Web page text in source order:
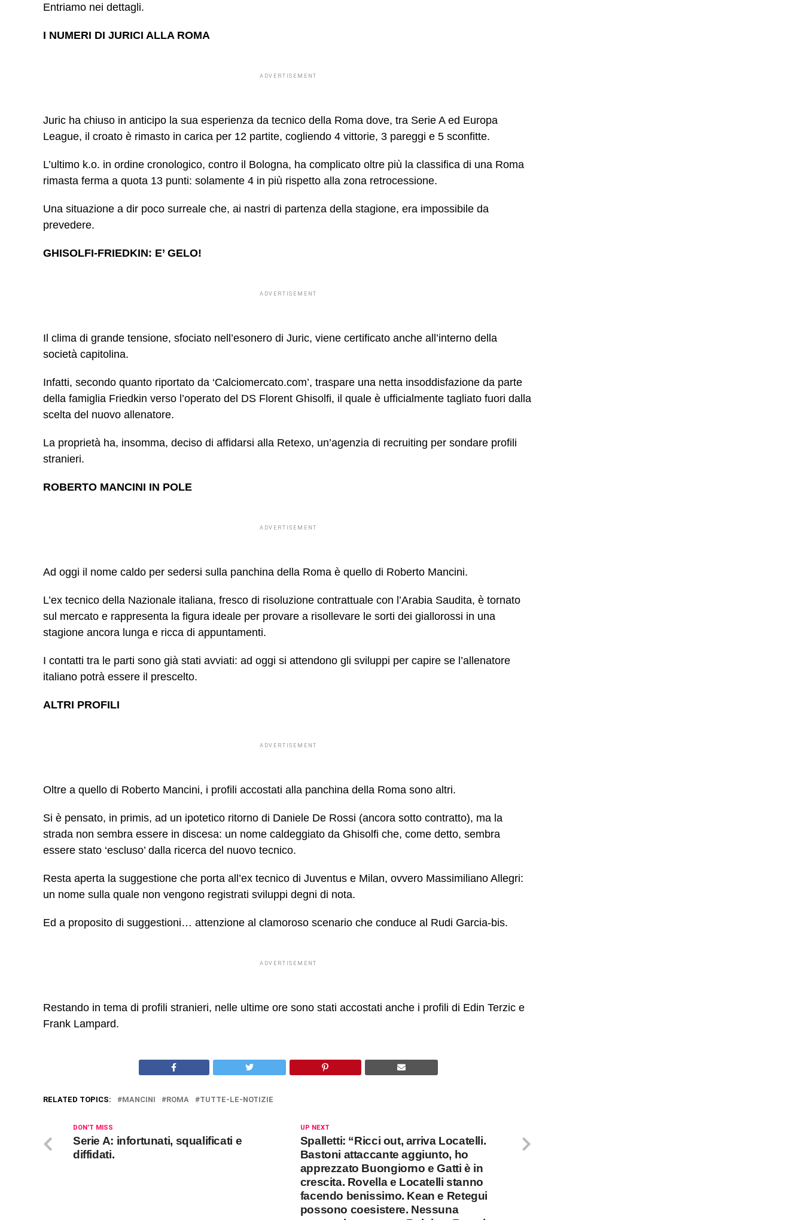
Entriamo nei dettagli.
I NUMERI DI JURICI ALLA ROMA
ADVERTISEMENT
Juric ha chiuso in anticipo la sua esperienza da tecnico della Roma dove, tra Serie A ed Europa
League, il croato è rimasto in carica per 12 partite, cogliendo 4 vittorie, 3 pareggi e 5 sconfitte.
L’ultimo k.o. in ordine cronologico, contro il Bologna, ha complicato oltre più la classifica di una Roma
rimasta ferma a quota 13 punti: solamente 4 in più rispetto alla zona retrocessione.
Una situazione a dir poco surreale che, ai nastri di partenza della stagione, era impossibile da
prevedere.
GHISOLFI-FRIEDKIN: E’ GELO!
ADVERTISEMENT
Il clima di grande tensione, sfociato nell’esonero di Juric, viene certificato anche all’interno della
società capitolina.
Infatti, secondo quanto riportato da ‘Calciomercato.com’, traspare una netta insoddisfazione da parte
della famiglia Friedkin verso l’operato del DS Florent Ghisolfi, il quale è ufficialmente tagliato fuori dalla
scelta del nuovo allenatore.
La proprietà ha, insomma, deciso di affidarsi alla Retexo, un’agenzia di recruiting per sondare profili
stranieri.
ROBERTO MANCINI IN POLE
ADVERTISEMENT
Ad oggi il nome caldo per sedersi sulla panchina della Roma è quello di Roberto Mancini.
L’ex tecnico della Nazionale italiana, fresco di risoluzione contrattuale con l’Arabia Saudita, è tornato
sul mercato e rappresenta la figura ideale per provare a risollevare le sorti dei giallorossi in una
stagione ancora lunga e ricca di appuntamenti.
I contatti tra le parti sono già stati avviati: ad oggi si attendono gli sviluppi per capire se l’allenatore
italiano potrà essere il prescelto.
ALTRI PROFILI
ADVERTISEMENT
Oltre a quello di Roberto Mancini, i profili accostati alla panchina della Roma sono altri.
Si è pensato, in primis, ad un ipotetico ritorno di Daniele De Rossi (ancora sotto contratto), ma la
strada non sembra essere in discesa: un nome caldeggiato da Ghisolfi che, come detto, sembra
essere stato ‘escluso’ dalla ricerca del nuovo tecnico.
Resta aperta la suggestione che porta all’ex tecnico di Juventus e Milan, ovvero Massimiliano Allegri:
un nome sulla quale non vengono registrati sviluppi degni di nota.
Ed a proposito di suggestioni… attenzione al clamoroso scenario che conduce al Rudi Garcia-bis.
ADVERTISEMENT
Restando in tema di profili stranieri, nelle ultime ore sono stati accostati anche i profili di Edin Terzic e
Frank Lampard.
RELATED TOPICS: MANCINI ROMA TUTTE-LE-NOTIZIE
UP NEXT
Spalletti: “Ricci out, arriva Locatelli.
Bastoni attaccante aggiunto, ho
apprezzato Buongiorno e Gatti è in
crescita. Rovella e Locatelli stanno
facendo benissimo. Kean e Retegui
possono coesistere. Nessuna
DON'T MISS
Serie A: infortunati, squalificati e
diffidati.